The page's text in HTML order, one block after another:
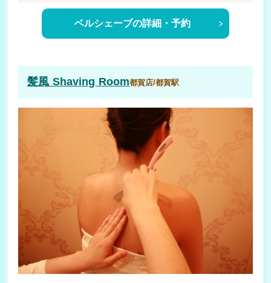
ベルシェーブの詳細・予約
髪風 Shaving Room都賀店/都賀駅